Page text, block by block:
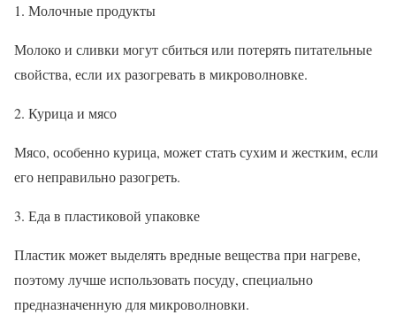
1. Молочные продукты
Молоко и сливки могут сбиться или потерять питательные
свойства, если их разогревать в микроволновке.
2. Курица и мясо
Мясо, особенно курица, может стать сухим и жестким, если
его неправильно разогреть.
3. Еда в пластиковой упаковке
Пластик может выделять вредные вещества при нагреве,
поэтому лучше использовать посуду, специально
предназначенную для микроволновки.